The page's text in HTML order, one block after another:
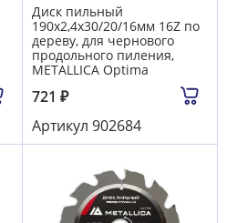
Диск пильный
190х2,4х30/20/16мм 16Z по
дереву, для чернового
продольного пиления,
METALLICA Optima
721 ₽
Артикул 902684